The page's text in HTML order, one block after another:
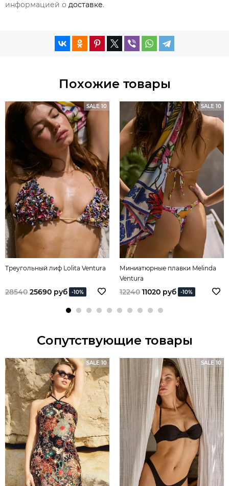
информацией о доставке.
Похожие товары
SALE 10
Треугольный лиф Lolita Ventura
28540 25690 руб -10%
SALE 10
Миниатюрные плавки Melinda
Ventura
12240 11020 руб -10%
Сопутствующие товары
SALE 10 SALE 10